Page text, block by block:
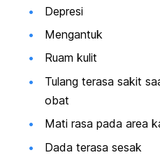
Depresi
Mengantuk
Ruam kulit
Tulang terasa sakit
obat
Mati rasa pada area
Dada terasa sesak